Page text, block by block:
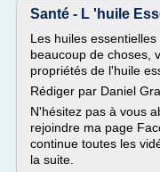
Santé - L 'huile
Les huiles
beaucoup de choses,
propriétés de l'huile
Rédiger par Daniel
N'hésitez pas à vous
rejoindre ma page
continue toutes les
la suite.